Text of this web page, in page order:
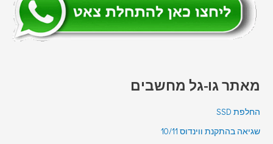
מאתר גו-גל מחשבים
החלפת SSD
שגיאה בהתקנת ווינדוס 10/11